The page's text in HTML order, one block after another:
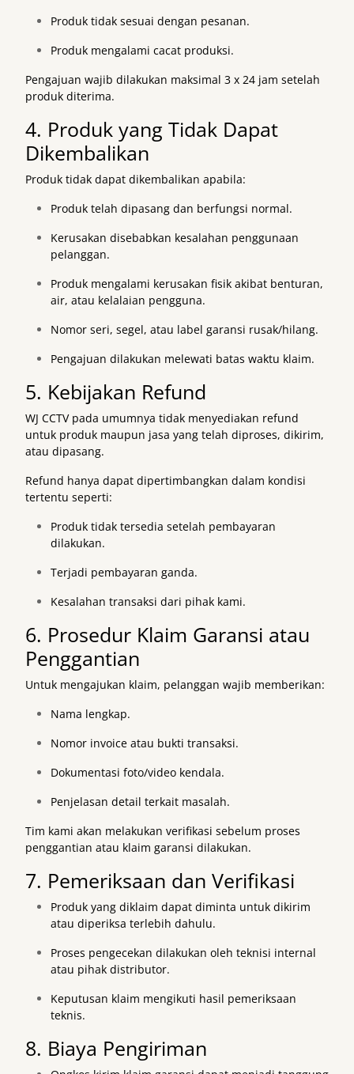
Produk tidak sesuai dengan pesanan.
Produk mengalami cacat produksi.
Pengajuan wajib dilakukan maksimal 3 x 24 jam setelah
produk diterima.
4. Produk yang Tidak Dapat
Dikembalikan
Produk tidak dapat dikembalikan apabila:
Produk telah dipasang dan berfungsi normal.
Kerusakan disebabkan kesalahan penggunaan
pelanggan.
Produk mengalami kerusakan fisik akibat benturan,
air, atau kelalaian pengguna.
Nomor seri, segel, atau label garansi rusak/hilang.
Pengajuan dilakukan melewati batas waktu klaim.
5. Kebijakan Refund
WJ CCTV pada umumnya tidak menyediakan refund
untuk produk maupun jasa yang telah diproses, dikirim,
atau dipasang.
Refund hanya dapat dipertimbangkan dalam kondisi
tertentu seperti:
Produk tidak tersedia setelah pembayaran
dilakukan.
Terjadi pembayaran ganda.
Kesalahan transaksi dari pihak kami.
6. Prosedur Klaim Garansi atau
Penggantian
Untuk mengajukan klaim, pelanggan wajib memberikan:
Nama lengkap.
Nomor invoice atau bukti transaksi.
Dokumentasi foto/video kendala.
Penjelasan detail terkait masalah.
Tim kami akan melakukan verifikasi sebelum proses
penggantian atau klaim garansi dilakukan.
7. Pemeriksaan dan Verifikasi
Produk yang diklaim dapat diminta untuk dikirim
atau diperiksa terlebih dahulu.
Proses pengecekan dilakukan oleh teknisi internal
atau pihak distributor.
Keputusan klaim mengikuti hasil pemeriksaan
teknis.
8. Biaya Pengiriman